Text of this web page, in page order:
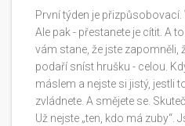
První týden je přizpůsobovací.
Ale pak - přestanete je cítit. A
vám stane, že jste zapomněli,
podaří sníst hrušku - celou.
máslem a nejste si jistý, jestli
zvládnete. A smějete se.
Už nejste „ten, kdo má zuby“.